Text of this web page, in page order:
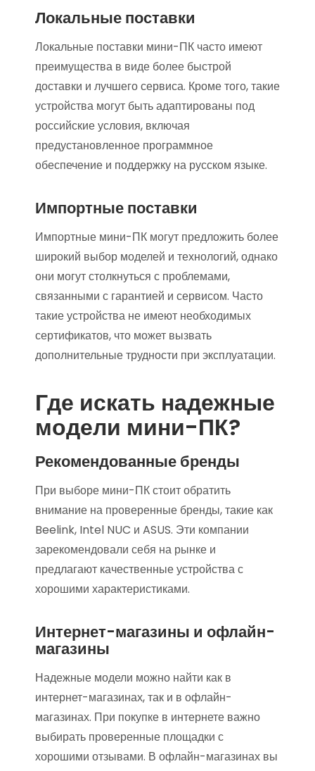
Локальные поставки
Локальные поставки мини-ПК часто имеют
преимущества в виде более быстрой
доставки и лучшего сервиса. Кроме того, такие
устройства могут быть адаптированы под
российские условия, включая
предустановленное программное
обеспечение и поддержку на русском языке.
Импортные поставки
Импортные мини-ПК могут предложить более
широкий выбор моделей и технологий, однако
они могут столкнуться с проблемами,
связанными с гарантией и сервисом. Часто
такие устройства не имеют необходимых
сертификатов, что может вызвать
дополнительные трудности при эксплуатации.
Где искать надежные
модели мини-ПК?
Рекомендованные бренды
При выборе мини-ПК стоит обратить
внимание на проверенные бренды, такие как
Beelink, Intel NUC и ASUS. Эти компании
зарекомендовали себя на рынке и
предлагают качественные устройства с
хорошими характеристиками.
Интернет-магазины и офлайн-
магазины
Надежные модели можно найти как в
интернет-магазинах, так и в офлайн-
магазинах. При покупке в интернете важно
выбирать проверенные площадки с
хорошими отзывами. В офлайн-магазинах вы